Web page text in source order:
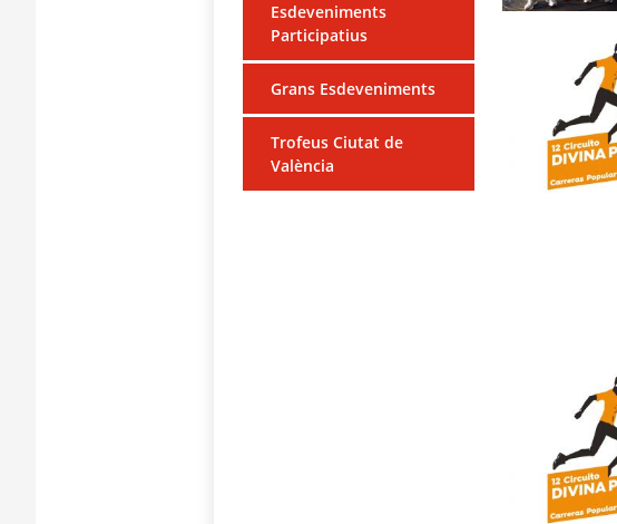
Esdeveniments
Participatius
Grans Esdeveniments
Trofeus Ciutat de
València